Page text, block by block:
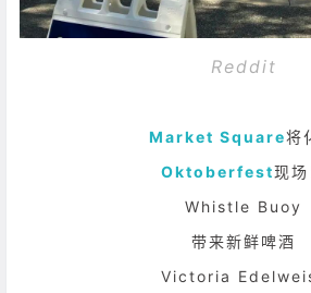
Reddit
Market Square将
Oktoberfest现场
Whistle Buoy
带来新鲜啤酒
Victoria